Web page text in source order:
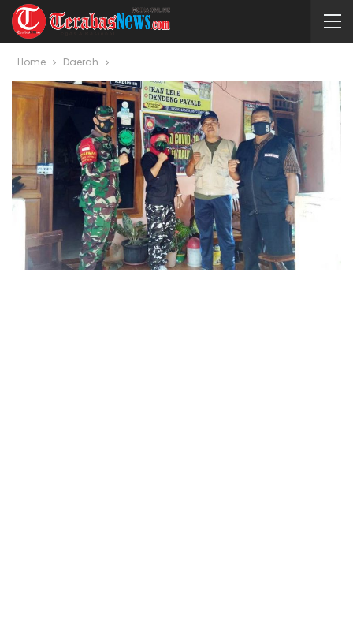
Home Daerah